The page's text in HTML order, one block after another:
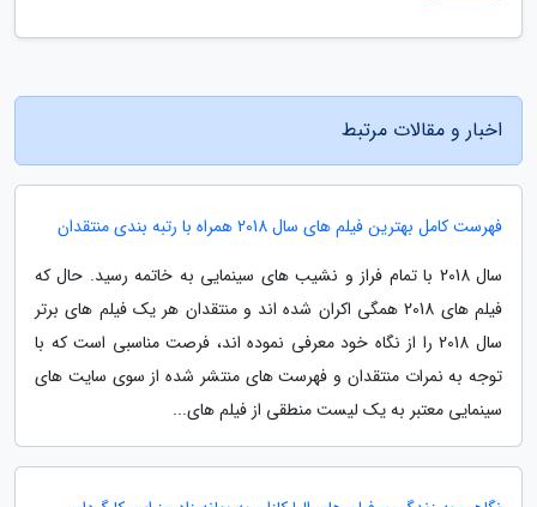
اخبار و مقالات مرتبط
فهرست کامل بهترین فیلم های سال 2018 همراه با رتبه بندی منتقدان
سال 2018 با تمام فراز و نشیب های سینمایی به خاتمه رسید. حال که
فیلم های 2018 همگی اکران شده اند و منتقدان هر یک فیلم های برتر
سال 2018 را از نگاه خود معرفی نموده اند، فرصت مناسبی است که با
توجه به نمرات منتقدان و فهرست های منتشر شده از سوی سایت های
سینمایی معتبر به یک لیست منطقی از فیلم های...